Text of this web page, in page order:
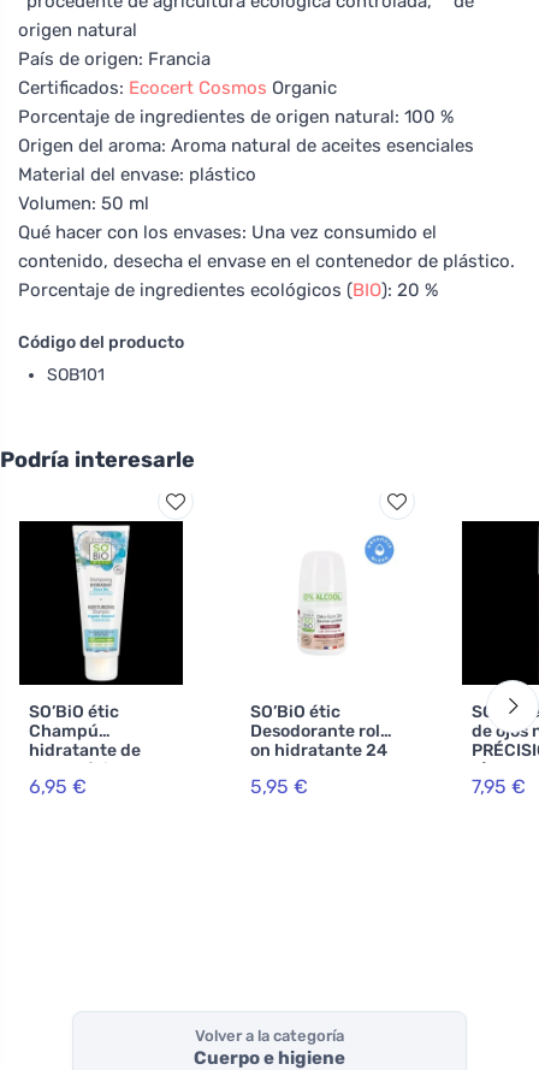
origen natural
País de origen: Francia
Certificados: Ecocert Cosmos Organic
Porcentaje de ingredientes de origen natural: 100 %
Origen del aroma: Aroma natural de aceites esenciales
Material del envase: plástico
Volumen: 50 ml
Qué hacer con los envases: Una vez consumido el
contenido, desecha el envase en el contenedor de plástico.
Porcentaje de ingredientes ecológicos (BIO): 20 %
Código del producto
SOB101
Podría interesarle
SO’BiO étic
Champú
hidratante de
coco y ácido
hialurónico BIO
6,95 €
SO’BiO étic
Desodorante roll-
on hidratante 24
burra -
5,95 €
SO’BiO
de ojos
g) 02
- realza
7,95 €
Volver a la categoría
Cuerpo e higiene